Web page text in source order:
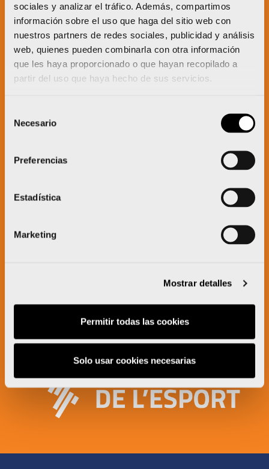
sociales y analizar el tráfico. Además, compartimos
información sobre el uso que haga del sitio web con
nuestros partners de redes sociales, publicidad y análisis
web, quienes pueden combinarla con otra información
que les haya proporcionado o que hayan recopilado a
partir del uso que haya hecho de sus servicios.
Necesario
Preferencias
Estadística
Marketing
Mostrar detalles
Permitir todas las cookies
Solo usar cookies necesarias